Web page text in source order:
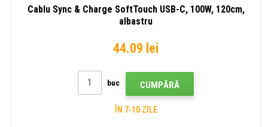
Cablu Sync & Charge SoftTouch USB-C, 100W, 120cm,
albastru
44.09 lei
buc CUMPĂRĂ
ÎN 7-10 ZILE